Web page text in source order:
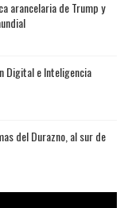
arancelaria de Trump y
Digital e Inteligencia
del Durazno, al sur de